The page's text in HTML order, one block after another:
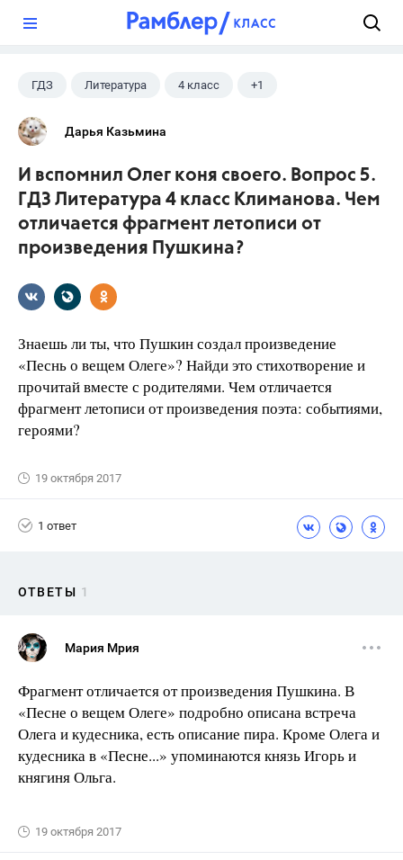
ГДЗ Литература 4 класс +1
Климанова Л.Ф.
Дарья Казьмина
И вспомнил Олег коня своего. Вопрос 5.
ГДЗ Литература 4 класс Климанова. Чем
отличается фрагмент летописи от
произведения Пушкина?
Знаешь ли ты, что Пушкин создал произведение
«Песнь о вещем Олеге»? Найди это стихотворение и
прочитай вместе с родителями. Чем отличается
фрагмент летописи от произведения поэта: событиями,
героями?
19 октября 2017
1 ответ
ОТВЕТЫ 1
Мария Мрия
Фрагмент отличается от произведения Пушкина. В
«Песне о вещем Олеге» подробно описана встреча
Олега и кудесника, есть описание пира. Кроме Олега и
кудесника в «Песне...» упоминаются князь Игорь и
княгиня Ольга.
19 октября 2017